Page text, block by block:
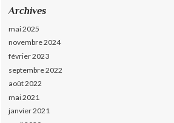
Archives
mai 2025
novembre 2024
février 2023
septembre 2022
août 2022
mai 2021
janvier 2021